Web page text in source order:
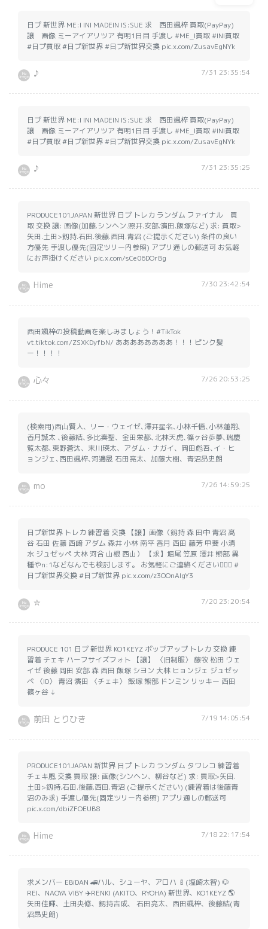
日プ 新世界 ME:I INI MADEIN IS:SUE 求 西田颯梓 買取(PayPay)
譲 画像 ミーアイアリツア 有明1日目 手渡し #ME_I買取 #INI買取
#日プ買取 #日プ新世界 #日プ新世界交換 pic.x.com/ZusavEgNYk
♪ 7/31 23:35:54
日プ 新世界 ME:I INI MADEIN IS:SUE 求 西田颯梓 買取(PayPay)
譲 画像 ミーアイアリツア 有明1日目 手渡し #ME_I買取 #INI買取
#日プ買取 #日プ新世界 #日プ新世界交換 pic.x.com/ZusavEgNYk
♪ 7/31 23:35:25
PRODUCE101JAPAN 新世界 日プ トレカ ランダム ファイナル 買
取 交換 譲: 画像(加藤.シンヘン.照井.安部.濱田.飯塚など) 求: 買取>
矢田.土田>釼持.石田.後藤.西田.青沼 (ご提示ください) 条件の良い
方優先 手渡し優先(固定ツリー内参照) アプリ通しの郵送可 お気軽
にお声掛けください pic.x.com/sCe06DOrBg
Hime 7/30 23:42:54
西田颯梓の投稿動画を楽しみましょう！#TikTok
vt.tiktok.com/ZSXKDyfbN/ ああああああああ！！！ピンク髪
ー！！！！
心々 7/26 20:53:25
(検索用)西山賢人、リー・ウェイゼ､澤井星名､小林千悟､小林蓮翔､
香月誠太 ､後藤結､多比奏聖、金田栄都､北林天虎､篠ヶ谷歩夢､瑞慶
覧太都､東野蒼汰、末川瑛太、アダム・ナガイ、岡田彪吾､イ・ヒ
ョンジェ､西田颯梓､河邊晟 石田亮太、加藤大樹、青沼昂史朗
mo 7/26 14:59:25
日プ新世界 トレカ 練習着 交換 【譲】画像（釼持 森 田中 青沼 髙
谷 石田 佐藤 西﨑 アダム 森井 小林 南平 香月 西田 藤芳 甲斐 小清
水 ジュゼッペ 大林 河合 山根 西山） 【求】堀尾 笠原 澤井 熊部 異
種やn:1などなんでも検討します。 お気軽にご連絡ください🙇🏻‍♀️ #
日プ新世界交換 #日プ新世界 pic.x.com/z3OOnAlgY3
✮ 7/20 23:20:54
PRODUCE 101 日プ 新世界 KO1KEYZ ポップアップ トレカ 交換 練
習着 チェキ ハーフサイズフォト 【譲】 〈旧制服〉 藤牧 松田 ウェ
イゼ 後藤 岡田 安部 森 西田 飯塚 シヨン 大林 ヒョンジェ ジュゼッ
ペ 〈ID〉 青沼 濱田 〈チェキ〉 飯塚 熊部 ドンミン リッキー 西田
篠ヶ谷 ↓
前田 とりひき 7/19 14:05:54
PRODUCE101JAPAN 新世界 日プ トレカ ランダム タワレコ 練習着
チェキ風 交換 買取 譲: 画像(シンヘン、柳谷など) 求: 買取>矢田.
土田>釼持.石田.後藤.西田.青沼 (ご提示ください) (練習着は後藤青
沼のみ求) 手渡し優先(固定ツリー内参照) アプリ通しの郵送可
pic.x.com/dbiZFOEUB8
Hime 7/18 22:17:54
求メンバー EBiDAN 🚄ハル、シューヤ、アロハ 🍼(塩崎太智) 🐶
REI、NAOYA VIBY ✈️RENKI (AKITO、RYOHA) 新世界、KO1KEYZ 🌎
矢田佳暉、土田央修、釼持吉成、 石田亮太、西田颯梓、後藤結(青
沼昂史朗)